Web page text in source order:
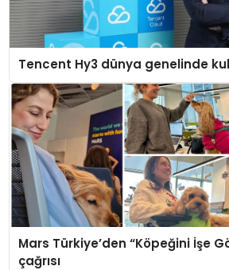
Tencent Hy3 dünya genelinde
Mars Türkiye’den “Köpeğini İşe
çağrısı